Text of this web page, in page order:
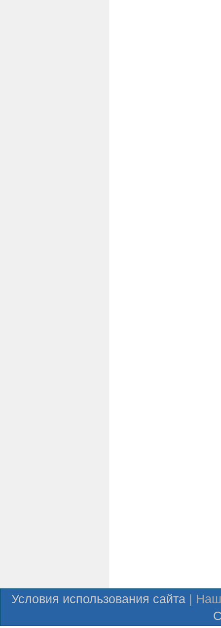
Условия использования сайта| Наш